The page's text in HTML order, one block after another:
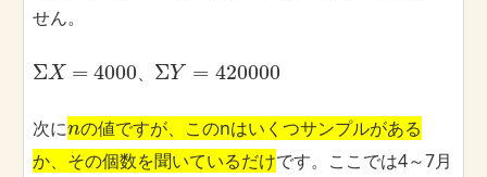
せん。
ΣX = 4000、 ΣY = 420000
次にnの値ですが、このnはいくつサンプルがある
か、その個数を聞いているだけです。ここでは4～7月